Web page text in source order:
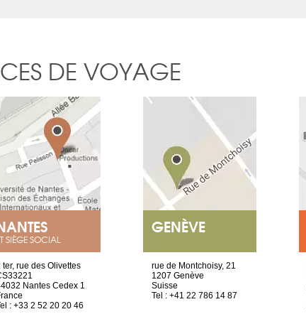
DE VOYAGE
SIÈGE SOCIAL
ter, rue des Olivettes
Nantes Cedex 1
: +33 2 52 20 20 46
GENÈVE
rue de Montchoisy, 21
1207 Genève
Suisse
Tel : +41 22 786 14 87